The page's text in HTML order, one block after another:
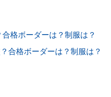
格ボーダーは？制服は？
合格ボーダーは？制服は？